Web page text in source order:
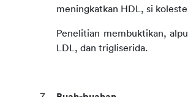
meningkatkan HDL, si
Penelitian membuktikan,
LDL, dan trigliserida.